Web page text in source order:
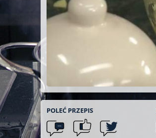
POLEĆ PRZEPIS